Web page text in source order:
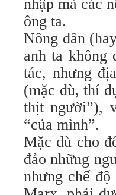
nhập mà các
ông ta.
Nông dân
anh ta không
tác, nhưng
(mặc dù, thí
thịt người”),
“của mình”.
Mặc dù cho
đảo những
nhưng chế